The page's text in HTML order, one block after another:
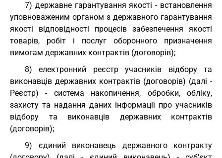
7) державне гарантування якості - встановлення
уповноваженим органом з державного гарантування
якості відповідності процесів забезпечення якості
товарів, робіт і послуг оборонного призначення
вимогам державних контрактів (договорів);
8) електронний реєстр учасників відбору та
виконавців державних контрактів (договорів) (далі -
Реєстр) - система накопичення, обробки, обліку,
захисту та надання даних інформації про учасників
відбору та виконавців державних контрактів
(договорів);
9) єдиний виконавець державного контракту